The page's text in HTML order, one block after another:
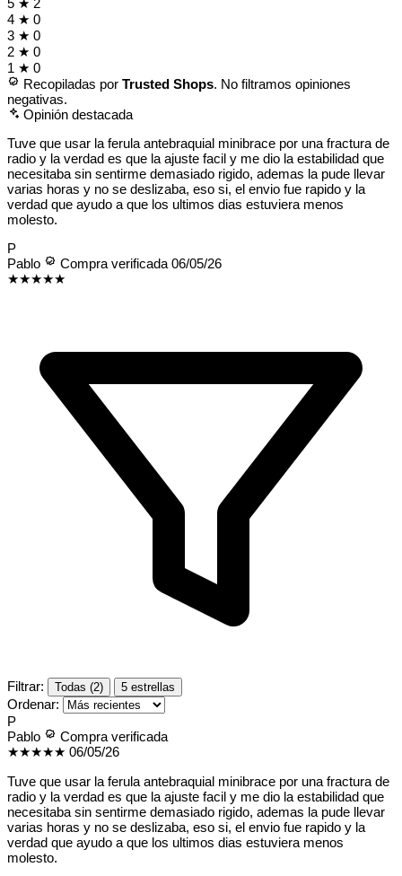
5 ★ 2
4 ★ 0
3 ★ 0
2 ★ 0
1 ★ 0
Recopiladas por Trusted Shops. No filtramos opiniones
negativas.
Opinión destacada
Tuve que usar la ferula antebraquial minibrace por una fractura de
radio y la verdad es que la ajuste facil y me dio la estabilidad que
necesitaba sin sentirme demasiado rigido, ademas la pude llevar
varias horas y no se deslizaba, eso si, el envio fue rapido y la
verdad que ayudo a que los ultimos dias estuviera menos
molesto.
P
Pablo
Compra verificada 06/05/26
★★★★★
Filtrar: Todas (2) 5 estrellas
Ordenar:
P
Pablo
Compra verificada
★★★★★ 06/05/26
Tuve que usar la ferula antebraquial minibrace por una fractura de
radio y la verdad es que la ajuste facil y me dio la estabilidad que
necesitaba sin sentirme demasiado rigido, ademas la pude llevar
varias horas y no se deslizaba, eso si, el envio fue rapido y la
verdad que ayudo a que los ultimos dias estuviera menos
molesto.